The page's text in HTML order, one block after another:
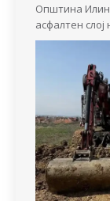
Општина
асфалтен